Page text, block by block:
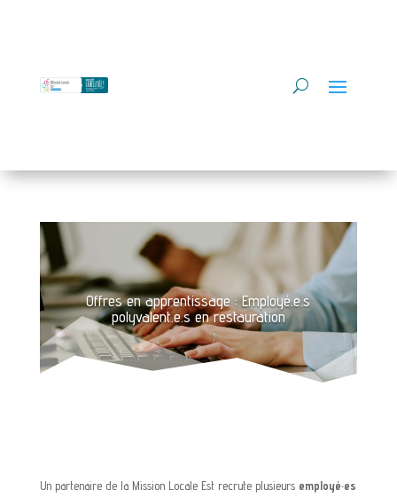
Offres en apprentissage : Employé.e.s
polyvalent.e.s en restauration
Un partenaire de la Mission Locale Est recrute plusieurs employé·es